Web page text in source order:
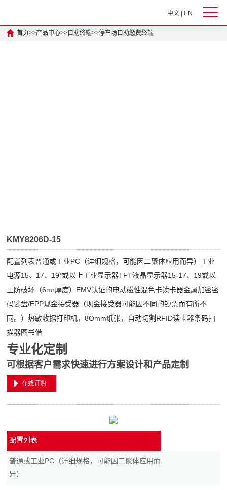
中文| EN
首页>>产品中心>>自助终端>>停车场自助缴费终端
KMY8206D-15
配置列表普通或工业PC（详细规格，可能因二聚体应用而异）工业
电源15、17、19*或以上工业显示器TFT液晶显示器15-17、19或以
上防破坏（6mr厚度）EMV认证的电动磁性混色卡读卡器金属加密密
码键盘/EPP现金接受器（现金接受器可能因不同的钞票而有所不
同。）热敏收据打印机，8Omm纸张，自动切割RFID读卡器条码扫
描器图书借
专业化定制
可根据客户需求快速进行方案设计和产品定制
在线订购
配置列表
普通或工业PC（详细规格，可能因二聚体应用而
异）